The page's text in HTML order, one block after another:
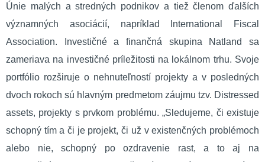
Únie malých a stredných podnikov a tiež členom ďalších
významných asociácií, napríklad International Fiscal
Association. Investičné a finančná skupina Natland sa
zameriava na investičné príležitosti na lokálnom trhu. Svoje
portfólio rozširuje o nehnuteľností projekty a v posledných
dvoch rokoch sú hlavným predmetom záujmu tzv. Distressed
assets, projekty s prvkom problému. „Sledujeme, či existuje
schopný tím a či je projekt, či už v existenčných problémoch
alebo nie, schopný po ozdravenie rast, a to aj na